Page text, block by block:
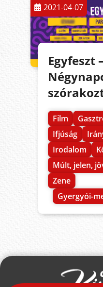
2021-04-07
Egyfeszt –
Film
Ifjúság
Irodalom
Múlt, jelen,
Zene
Gyergyói-